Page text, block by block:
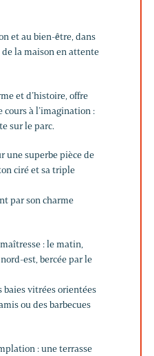
et au bien-être, dans
la maison en attente
et d’histoire, offre
à l’imagination :
sur le parc.
une superbe pièce de
ciré et sa triple
par son charme
: le matin,
est, bercée par le
baies vitrées orientées
ou des barbecues
: une terrasse